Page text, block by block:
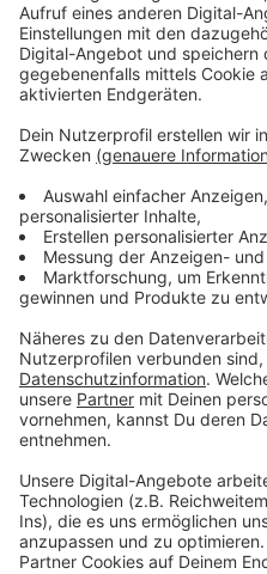
Das Interview mit Die
Jan van Aken
Anzeige
Die Linken sind im
wenigen Monaten noch
Weiß hat mit Jan van
Spitzenkandidaten über
einen bundesweiten
gesprochen.
Hört hier das komplette